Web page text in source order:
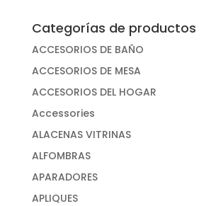
Categorías de productos
ACCESORIOS DE BAÑO
ACCESORIOS DE MESA
ACCESORIOS DEL HOGAR
Accessories
ALACENAS VITRINAS
ALFOMBRAS
APARADORES
APLIQUES